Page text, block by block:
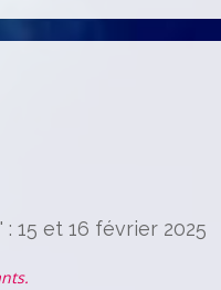
15 et 16 février 2025